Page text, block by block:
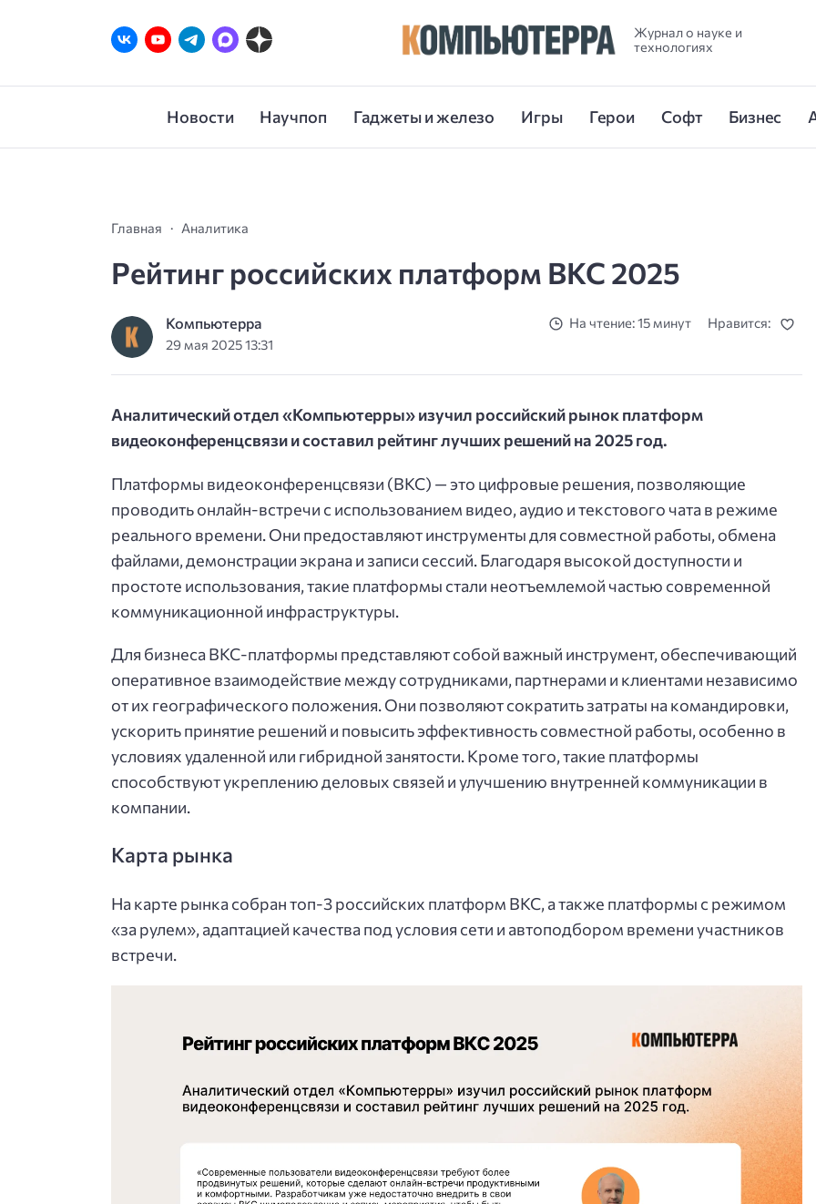
Журнал о науке и
технологиях
Новости Научпоп Гаджеты и железо Игры Герои Софт Бизнес
Главная Аналитика
Рейтинг российских платформ ВКС 2025
Компьютерра
29 мая 2025 13:31
На чтение: 15 минут Нравится:
Аналитический отдел «Компьютерры» изучил российский рынок платформ
видеоконференцсвязи и составил рейтинг лучших решений на 2025 год.
Платформы видеоконференцсвязи (ВКС) — это цифровые решения, позволяющие
проводить онлайн-встречи с использованием видео, аудио и текстового чата в режиме
реального времени. Они предоставляют инструменты для совместной работы, обмена
файлами, демонстрации экрана и записи сессий. Благодаря высокой доступности и
простоте использования, такие платформы стали неотъемлемой частью современной
коммуникационной инфраструктуры.
Для бизнеса ВКС-платформы представляют собой важный инструмент, обеспечивающий
оперативное взаимодействие между сотрудниками, партнерами и клиентами независимо
от их географического положения. Они позволяют сократить затраты на командировки,
ускорить принятие решений и повысить эффективность совместной работы, особенно в
условиях удаленной или гибридной занятости. Кроме того, такие платформы
способствуют укреплению деловых связей и улучшению внутренней коммуникации в
компании.
Карта рынка
На карте рынка собран топ-3 российских платформ ВКС, а также платформы с режимом
«за рулем», адаптацией качества под условия сети и автоподбором времени участников
встречи.